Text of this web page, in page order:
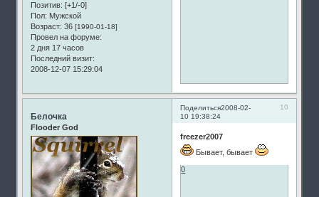
Позитив: [+1/-0]
Пол: Мужской
Возраст: 36[1990-01-18]
Провел на форуме:
2 дня 17 часов
Последний визит:
2008-12-07 15:29:04
Поделиться 10
2008-02-
10 19:38:24
Белочка
Flooder God
freezer2007
Бывает, бывает
0